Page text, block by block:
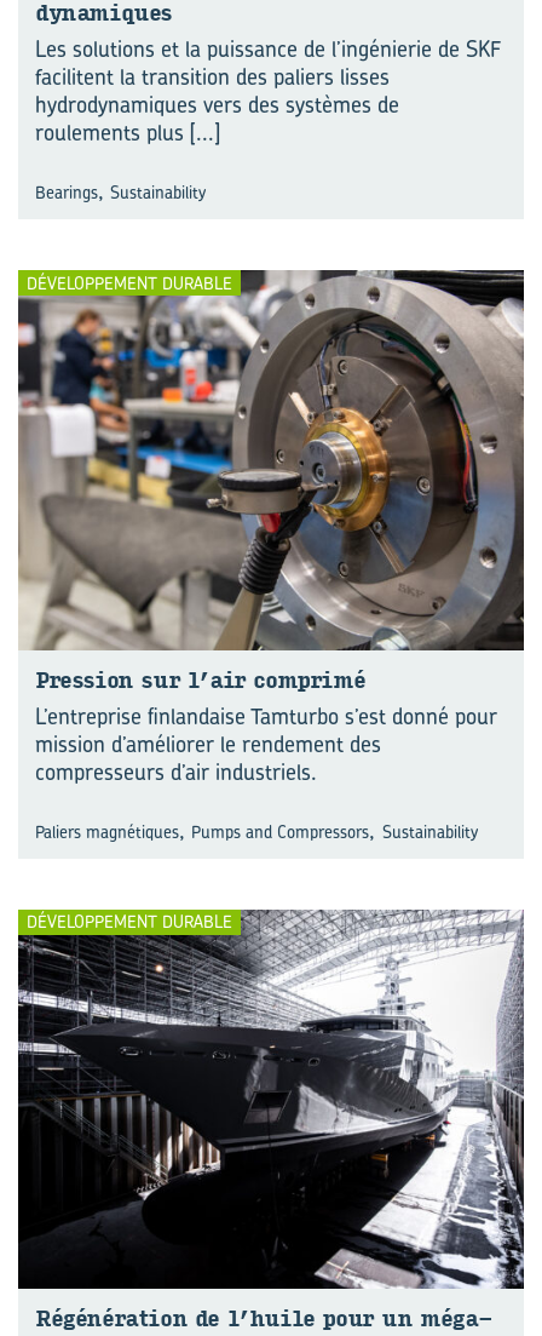
dy­na­miques
Les solutions et la puissance de l’ingénierie de SKF
facilitent la transition des paliers lisses
hydrodynamiques vers des systèmes de
roulements plus [...]
Bearings, Sustainability
DÉVELOPPEMENT DURABLE
Pres­sion sur l’air com­pri­mé
L’entreprise finlandaise Tamturbo s’est donné pour
mission d’améliorer le rendement des
compresseurs d’air industriels.
Paliers magnétiques, Pumps and Compressors, Sustainability
DÉVELOPPEMENT DURABLE
Ré­gé­né­ra­tion de l’huile pour un méga-​